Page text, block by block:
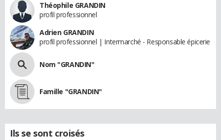
Théophile GRANDIN
profil professionnel
Adrien GRANDIN
profil professionnel | Intermarché - Responsable épicerie
Nom "GRANDIN"
Famille "GRANDIN"
Ils se sont croisés